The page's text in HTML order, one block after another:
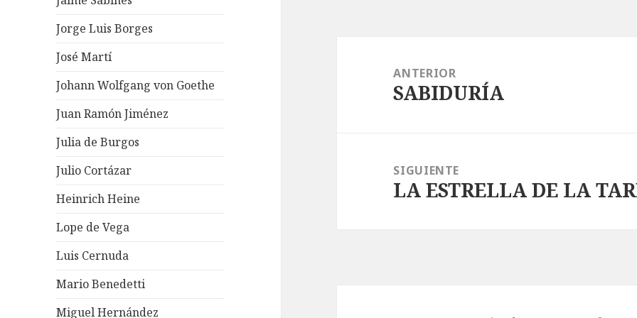
Jorge Luis Borges
José Martí
Johann Wolfgang von Goethe
Juan Ramón Jiménez
Julia de Burgos
Julio Cortázar
Heinrich Heine
Lope de Vega
Luis Cernuda
Mario Benedetti
Miguel Hernández
entradas
ANTERIOR
Entrada
SABIDURÍA
SIGUIENTE
Entrada
LA ESTRELLA DE LA